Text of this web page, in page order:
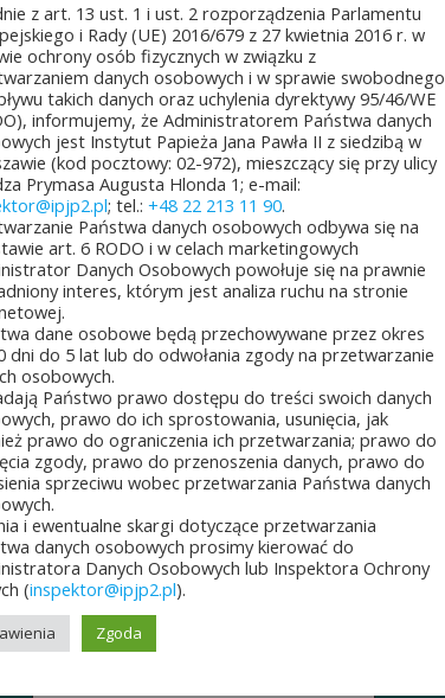
JUBILEUSZOWE XXV
MISTRZOSTWA POLSKI
DUCHOWIEŃSTWA
W SZACHACH
z art. 13 ust. 1 i ust. 2 rozporządzenia Parlamentu
i Rady (UE) 2016/679 z 27 kwietnia 2016 r. w
ochrony osób fizycznych w związku z
danych osobowych i w sprawie swobodnego
takich danych oraz uchylenia dyrektywy 95/46/WE
informujemy, że Administratorem Państwa danych
jest Instytut Papieża Jana Pawła II z siedzibą w
(kod pocztowy: 02-972), mieszczący się przy ulicy
Prymasa Augusta Hlonda 1; e-mail:
; tel.: +48 22 213 11 90.
Państwa danych osobowych odbywa się na
art. 6 RODO i w celach marketingowych
Danych Osobowych powołuje się na prawnie
interes, którym jest analiza ruchu na stronie
dane osobowe będą przechowywane przez okres
dni do 5 lat lub do odwołania zgody na przetwarzanie
osobowych.
Państwo prawo dostępu do treści swoich danych
prawo do ich sprostowania, usunięcia, jak
prawo do ograniczenia ich przetwarzania; prawo do
zgody, prawo do przenoszenia danych, prawo do
sprzeciwu wobec przetwarzania Państwa danych
i ewentualne skargi dotyczące przetwarzania
danych osobowych prosimy kierować do
Danych Osobowych lub Inspektora Ochrony
(inspektor@ipjp2.pl).
Zgoda